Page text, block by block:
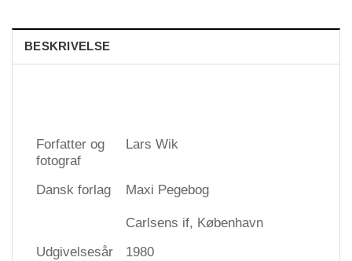
BESKRIVELSE
Forfatter og
fotograf
Lars Wik
Dansk forlag Maxi Pegebog
Carlsens if, København
Udgivelsesår
1980